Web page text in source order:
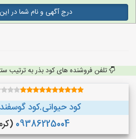
درج آگهی و نام شما در
تلفن فروشنده های کود بذر به ترتیب
کود حیوانی.کود
09386225004